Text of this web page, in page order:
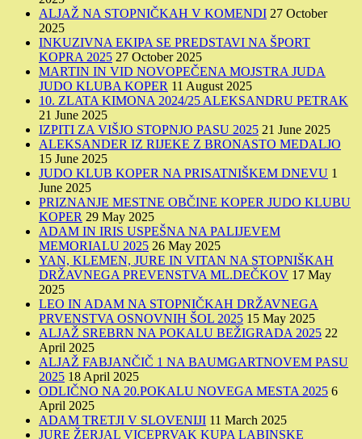
ALJAŽ NA STOPNIČKAH V KOMENDI 27 October
2025
INKUZIVNA EKIPA SE PREDSTAVI NA ŠPORT
KOPRA 2025 27 October 2025
MARTIN IN VID NOVOPEČENA MOJSTRA JUDA
JUDO KLUBA KOPER 11 August 2025
10. ZLATA KIMONA 2024/25 ALEKSANDRU PETRAK
21 June 2025
IZPITI ZA VIŠJO STOPNJO PASU 2025 21 June 2025
ALEKSANDER IZ RIJEKE Z BRONASTO MEDALJO
15 June 2025
JUDO KLUB KOPER NA PRISATNIŠKEM DNEVU 1
June 2025
PRIZNANJE MESTNE OBČINE KOPER JUDO KLUBU
KOPER 29 May 2025
ADAM IN IRIS USPEŠNA NA PALIJEVEM
MEMORIALU 2025 26 May 2025
YAN, KLEMEN, JURE IN VITAN NA STOPNIŠKAH
DRŽAVNEGA PREVENSTVA ML.DEČKOV 17 May
2025
LEO IN ADAM NA STOPNIČKAH DRŽAVNEGA
PRVENSTVA OSNOVNIH ŠOL 2025 15 May 2025
ALJAŽ SREBRN NA POKALU BEŽIGRADA 2025 22
April 2025
ALJAŽ FABJANČIČ 1 NA BAUMGARTNOVEM PASU
2025 18 April 2025
ODLIČNO NA 20.POKALU NOVEGA MESTA 2025 6
April 2025
ADAM TRETJI V SLOVENIJI 11 March 2025
JURE ŽERJAL VICEPRVAK KUPA LABINSKE